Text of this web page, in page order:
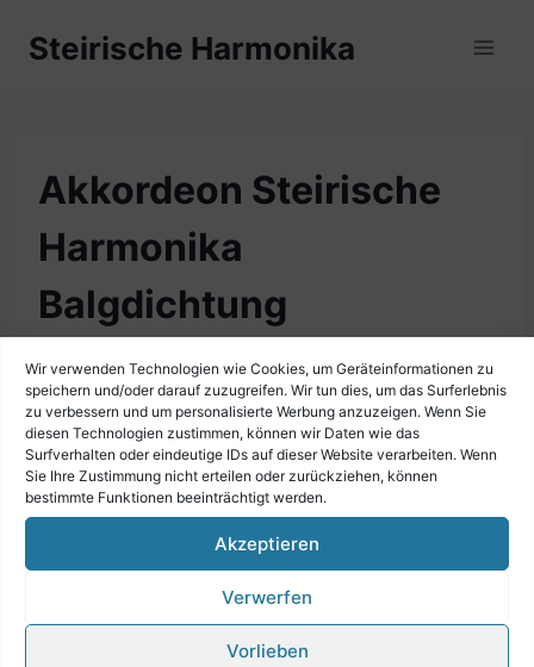
Wir verwenden Technologien wie Cookies, um Geräteinformationen zu
speichern und/oder darauf zuzugreifen. Wir tun dies, um das Surferlebnis
zu verbessern und um personalisierte Werbung anzuzeigen. Wenn Sie
diesen Technologien zustimmen, können wir Daten wie das
Surfverhalten oder eindeutige IDs auf dieser Website verarbeiten. Wenn
Sie Ihre Zustimmung nicht erteilen oder zurückziehen, können
bestimmte Funktionen beeinträchtigt werden.
Akzeptieren
Verwerfen
Vorlieben
InhaltSteirische Harmonika
Akkordeon Steirische
Harmonika
Balgdichtung
selbstklebend 6 x 3 mm
5 m Länge